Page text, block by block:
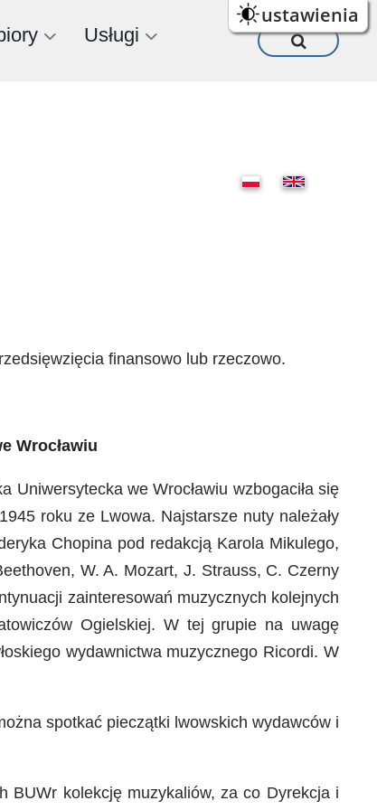
ustawienia
Usługi
finansowo lub rzeczowo.
Wrocławiu
we Wrocławiu wzbogaciła się
roku ze Lwowa. Najstarsze nuty należały
Chopina pod redakcją Karola Mikulego,
W. A. Mozart, J. Strauss, C. Czerny
zainteresowań muzycznych kolejnych
Ogielskiej. W tej grupie na uwagę
wydawnictwa muzycznego Ricordi. W
spotkać pieczątki lwowskich wydawców i
BUWr kolekcję muzykaliów, za co Dyrekcja i